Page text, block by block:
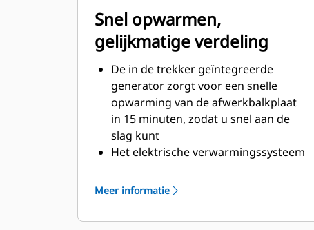
beginnen
Snel opwarmen,
gelijkmatige verdeling
De in de trekker geïntegreerde
generator zorgt voor een snelle
opwarming van de afwerkbalkplaat
in 15 minuten, zodat u snel aan de
slag kunt
Het elektrische verwarmingssysteem
machinist over de vereiste
gladde asfalttextuur, terwijl de
Meer informatie